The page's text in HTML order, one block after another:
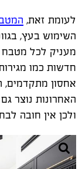
לעומת זאת,
השימוש בעץ,
מעניק לכל מטבח
חדשות כמו
אחסון מתקדמים,
האחרונות נוצר
ולכן אין חובה